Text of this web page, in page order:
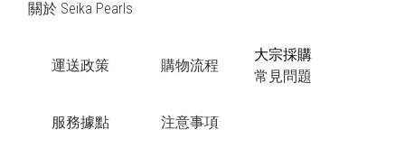
關於 Seika Pearls
運送政策 購物流程
大宗採購
常見問題
服務據點 注意事項